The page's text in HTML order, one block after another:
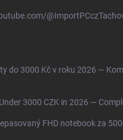
do 3000 Kč v roku 2026 —
3000 CZK in 2026 —
FHD notebook za